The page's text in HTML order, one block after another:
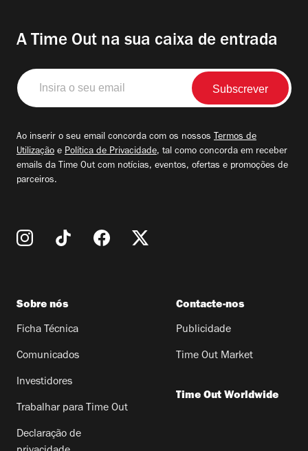
A Time Out na sua caixa de entrada
Insira
o
seu
Ao inserir o seu email concorda com os nossos Termos de
Utilização e Política de Privacidade, tal como concorda em receber
emails da Time Out com notícias, eventos, ofertas e promoções de
parceiros.
Sobre nós
Ficha Técnica
Comunicados
Investidores
Trabalhar para Time Out
Declaração de
Contacte-nos
Publicidade
Time Out Market
Time Out Worldwide